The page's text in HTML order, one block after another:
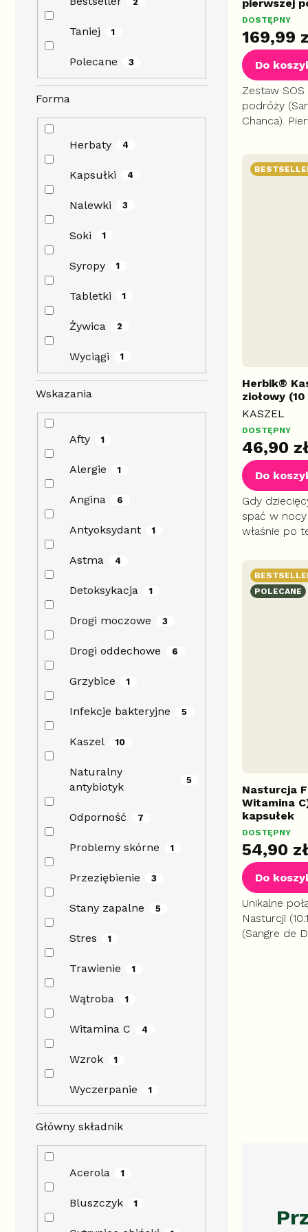
Taniej 1
Polecane 3
Forma
Herbaty 4
Kapsułki 4
Nalewki 3
Soki 1
Syropy 1
Tabletki 1
Żywica 2
Wyciągi 1
Wskazania
Afty 1
Alergie 1
Angina 6
Antyoksydant 1
Astma 4
Detoksykacja 1
Drogi moczowe 3
Drogi oddechowe 6
Grzybice 1
Infekcje bakteryjne 5
Kaszel 10
Naturalny
antybiotyk
5
Odporność 7
Problemy skórne 1
Przeziębienie 3
Stany zapalne 5
Stres 1
Trawienie 1
Wątroba 1
Witamina C 4
Wzrok 1
Wyczerpanie 1
Główny składnik
Acerola 1
Bluszczyk 1
pierwszej
DOSTĘPNY
169,99
Do
Zestaw
podróży
Chanca).
ukąszeniach
Herbik®
ziołowy
KASZEL
DOSTĘPNY
46,90
Do
Gdy
spać w
właśnie po
jednym,
smaku.
POLECANE
Nasturcja
Witamina
kapsułek
DOSTĘPNY
54,90 zł
Do
Unikalne
Nasturcji
(Sangre de